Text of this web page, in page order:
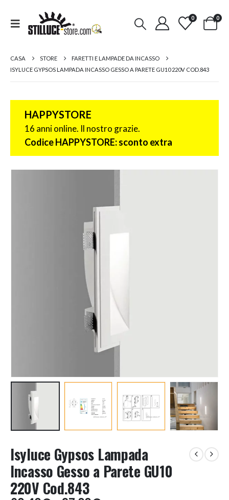
0 0
CASA STORE
FARETTI E LAMPADE DA INCASSO
ISYLUCE GYPSOS LAMPADA INCASSO GESSO A PARETE GU10 220V COD.843
HAPPYSTORE
16 anni online. Il nostro grazie.
Codice HAPPYSTORE: sconto extra
Isyluce Gypsos Lampada
Incasso Gesso a Parete GU10
220V Cod.843